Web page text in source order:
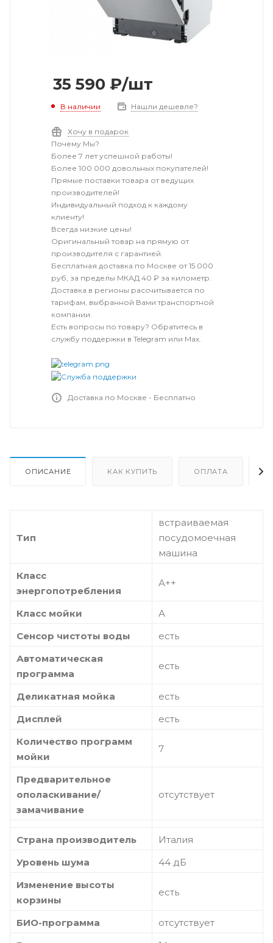
35 590 ₽/шт
В наличии Нашли дешевле?
Хочу в подарок
Почему Мы?
Более 7 лет успешной работы!
Более 100 000 довольных покупателей!
Прямые поставки товара от ведущих
производителей!
Индивидуальный подход к каждому
клиенту!
Всегда низкие цены!
Оригинальный товар на прямую от
производителя с гарантией.
Бесплатная доставка по Москве от 15 000
руб, за пределы МКАД 40 ₽ за километр.
Доставка в регионы рассчитывается по
тарифам, выбранной Вами транспортной
компании.
Есть вопросы по товару? Обратитесь в
службу поддержки в Telegram или Max.
Доставка по Москве - Бесплатно
ОПИСАНИЕ КАК КУПИТЬ ОПЛАТА
Тип
встраиваемая
посудомоечная
машина
Класс
энергопотребления
А++
Класс мойки
А
Сенсор чистоты воды
есть
Автоматическая
программа
есть
Деликатная мойка
есть
Дисплей
есть
Количество программ
мойки
7
Предварительное
ополаскивание/
замачивание
отсутствует
Страна производитель
Италия
Уровень шума
44 дБ
Изменение высоты
корзины
есть
БИО-программа
отсутствует